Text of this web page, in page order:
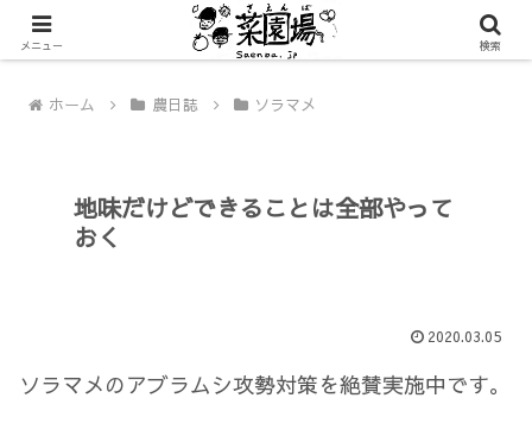
ホーム 農日誌 ソラマメ
地味だけどできることは全部やって
おく
2020.03.05
ソラマメのアブラムシ攻勢対策を絶賛実施中です。
メニュー 検索